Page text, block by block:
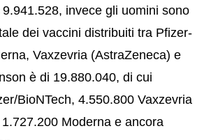
invece gli uomini sono
dei vaccini distribuiti tra Pfizer-
Vaxzevria (AstraZeneca) e
è di 19.880.040, di cui
BioNTech, 4.550.800 Vaxzevria
Moderna e ancora